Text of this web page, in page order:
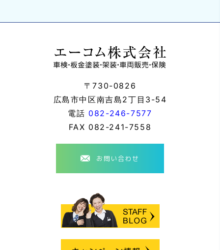
〒730-0826
広島市中区南吉島2丁目3-54
電話 082-246-7577
FAX 082-241-7558
お問い合わせ